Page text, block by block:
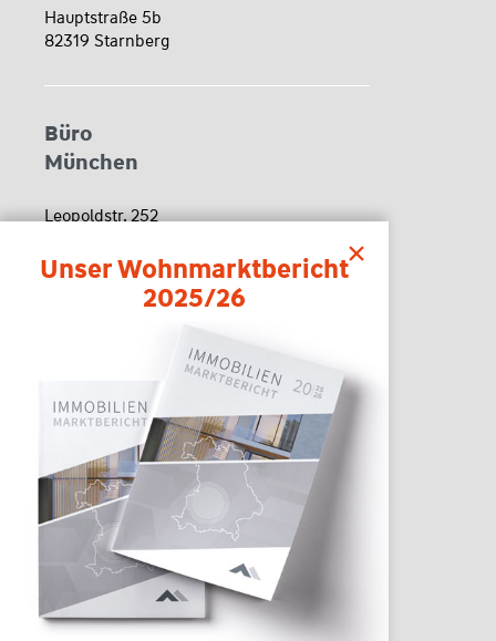
Hauptstraße 5b
82319 Starnberg
Büro
München
Leopoldstr. 252
Kontakt
Tel. 08191 648300
Fax 08191 6483098
kontakt(@)das-maklerteam.de
Bürozeiten
Montag-Freitag:
08:30-12:30 Uhr
und nach Vereinbarung
Unser Wohnmarktbericht
2025/26